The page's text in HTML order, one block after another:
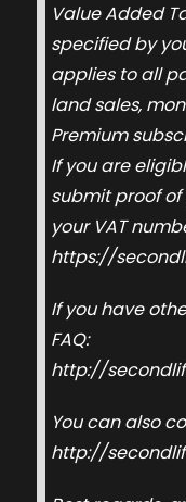
Value Added
specified by
applies to all
land sales,
Premium
If you are
submit proof
your VAT
https://
If you have
FAQ:
http://
You can also
http://